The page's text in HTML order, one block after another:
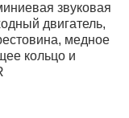
звуковая
двигатель,
медное
кольцо и